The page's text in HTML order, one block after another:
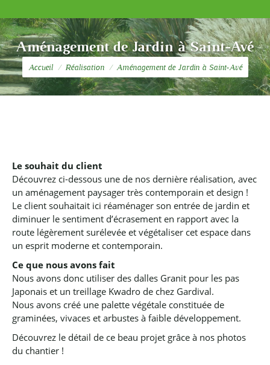
Aménagement de Jardin à Saint-Avé
Vous êtes ici :
Accueil Réalisation Aménagement de Jardin à Saint-Avé
Le souhait du client
Découvrez ci-dessous une de nos dernière réalisation, avec
un aménagement paysager très contemporain et design !
Le client souhaitait ici réaménager son entrée de jardin et
diminuer le sentiment d’écrasement en rapport avec la
route légèrement surélevée et végétaliser cet espace dans
un esprit moderne et contemporain.
Ce que nous avons fait
Nous avons donc utiliser des dalles Granit pour les pas
Japonais et un treillage Kwadro de chez Gardival.
Nous avons créé une palette végétale constituée de
graminées, vivaces et arbustes à faible développement.
Découvrez le détail de ce beau projet grâce à nos photos
du chantier !